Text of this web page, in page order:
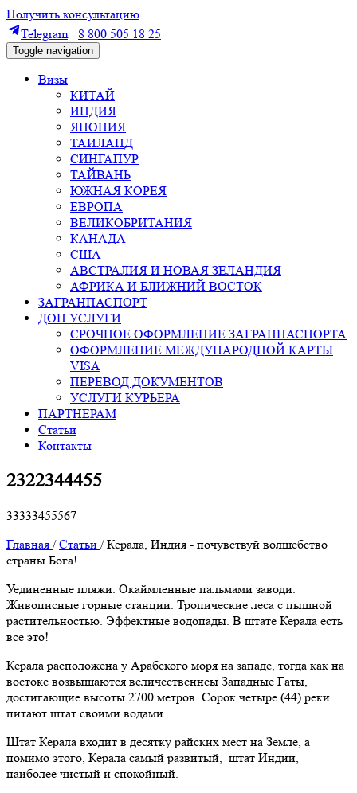
Получить консультацию
Telegram
8 800 505 18 25
Toggle navigation
Визы
КИТАЙ
ИНДИЯ
ЯПОНИЯ
ТАИЛАНД
СИНГАПУР
ТАЙВАНЬ
ЮЖНАЯ КОРЕЯ
ЕВРОПА
ВЕЛИКОБРИТАНИЯ
КАНАДА
США
АВСТРАЛИЯ И НОВАЯ ЗЕЛАНДИЯ
АФРИКА И БЛИЖНИЙ ВОСТОК
ЗАГРАНПАСПОРТ
ДОП.УСЛУГИ
СРОЧНОЕ ОФОРМЛЕНИЕ ЗАГРАНПАСПОРТА
ОФОРМЛЕНИЕ МЕЖДУНАРОДНОЙ КАРТЫ
VISA
ПЕРЕВОД ДОКУМЕНТОВ
УСЛУГИ КУРЬЕРА
ПАРТНЕРАМ
Статьи
Контакты
2322344455
33333455567
Главная /Статьи /Керала, Индия - почувствуй волшебство
страны Бога!
Уединенные пляжи. Окаймленные пальмами заводи.
Живописные горные станции. Тропические леса с пышной
растительностью. Эффектные водопады. В штате Керала есть
все это!
Керала расположена у Арабского моря на западе, тогда как на
востоке возвышаются величественнеы Западные Гаты,
достигающие высоты 2700 метров. Сорок четыре (44) реки
питают штат своими водами.
Штат Керала входит в десятку райских мест на Земле, а
помимо этого, Керала самый развитый, штат Индии,
наиболее чистый и спокойный.